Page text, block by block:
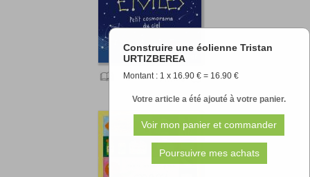
Construire une éolienne Tristan
URTIZBEREA
Montant : 1 x 16.90 € = 16.90 €
Votre article a été ajouté à votre panier.
11.90 €